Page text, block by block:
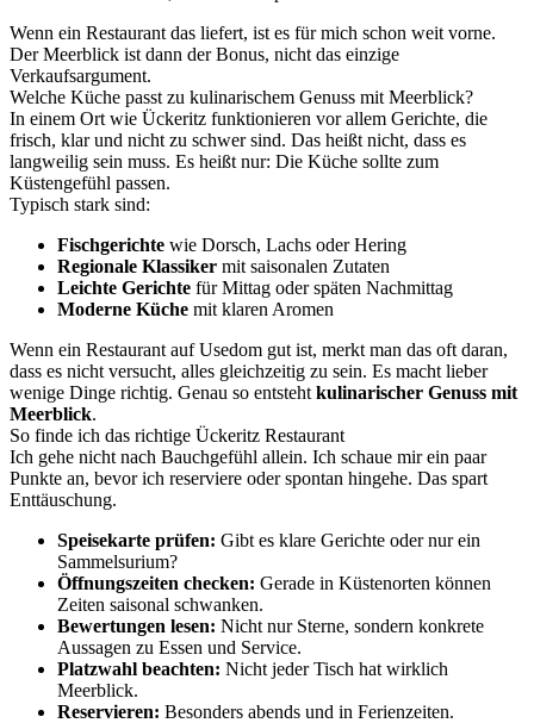
Wenn ein Restaurant das liefert, ist es für mich schon weit vorne.
Der Meerblick ist dann der Bonus, nicht das einzige
Verkaufsargument.
Welche Küche passt zu kulinarischem Genuss mit Meerblick?
In einem Ort wie Ückeritz funktionieren vor allem Gerichte, die
frisch, klar und nicht zu schwer sind. Das heißt nicht, dass es
langweilig sein muss. Es heißt nur: Die Küche sollte zum
Küstengefühl passen.
Typisch stark sind:
Fischgerichte wie Dorsch, Lachs oder Hering
Regionale Klassiker mit saisonalen Zutaten
Leichte Gerichte für Mittag oder späten Nachmittag
Moderne Küche mit klaren Aromen
Wenn ein Restaurant auf Usedom gut ist, merkt man das oft daran,
dass es nicht versucht, alles gleichzeitig zu sein. Es macht lieber
wenige Dinge richtig. Genau so entsteht kulinarischer Genuss mit
Meerblick.
So finde ich das richtige Ückeritz Restaurant
Ich gehe nicht nach Bauchgefühl allein. Ich schaue mir ein paar
Punkte an, bevor ich reserviere oder spontan hingehe. Das spart
Enttäuschung.
Speisekarte prüfen: Gibt es klare Gerichte oder nur ein
Sammelsurium?
Öffnungszeiten checken: Gerade in Küstenorten können
Zeiten saisonal schwanken.
Bewertungen lesen: Nicht nur Sterne, sondern konkrete
Aussagen zu Essen und Service.
Platzwahl beachten: Nicht jeder Tisch hat wirklich
Meerblick.
Reservieren: Besonders abends und in Ferienzeiten.